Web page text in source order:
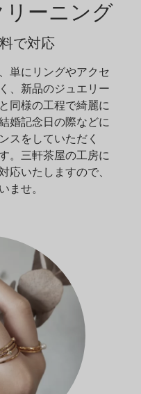
リーニング
で対応
単にリングやアクセ
、新品のジュエリー
同様の工程で綺麗に
婚記念日の際などに
スをしていただく
。三軒茶屋の工房に
応いたしますので、
ませ。